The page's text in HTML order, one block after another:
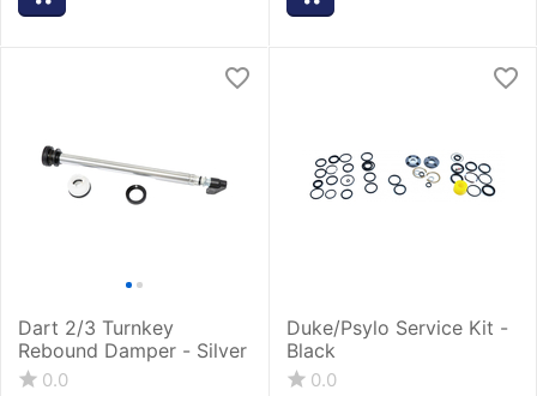
Dart 2/3 Turnkey
Rebound Damper - Silver
0.0
Duke/Psylo Service Kit -
Black
0.0